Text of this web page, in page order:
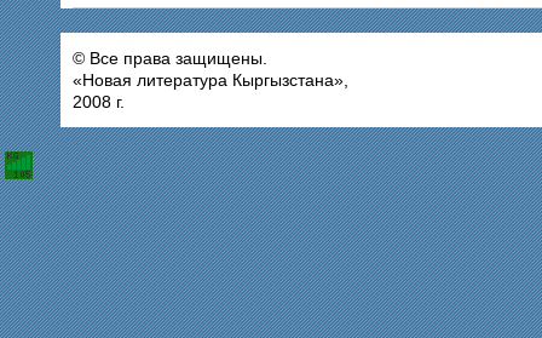
© Все права защищены.
«Новая литература Кыргызстана»,
2008 г.